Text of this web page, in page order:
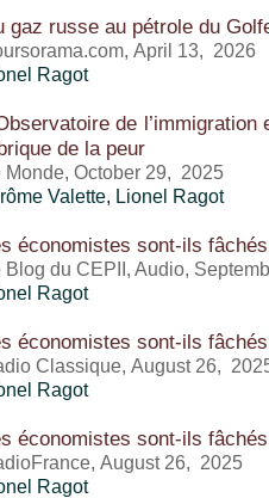
gaz russe au pétrole du
April 13, 2026
Ragot
de
de la peur
Monde, October 29, 2025
Valette, Lionel Ragot
économistes sont-ils
Blog du CEPII, Audio,
Ragot
économistes sont-ils
Classique, August 26,
Ragot
économistes sont-ils
August 26, 2025
Ragot